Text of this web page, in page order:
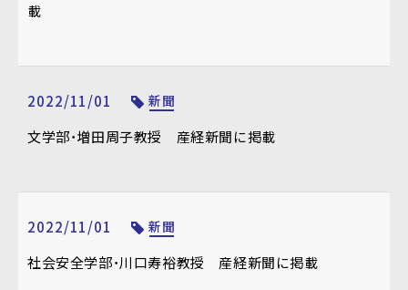
載
2022/11/01 新聞
文学部・増田周子教授 産経新聞に掲載
2022/11/01 新聞
社会安全学部・川口寿裕教授 産経新聞に掲載